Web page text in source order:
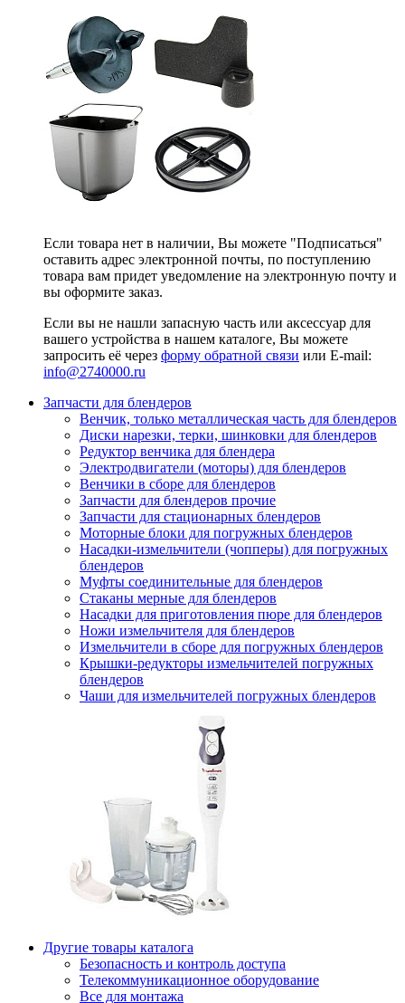
Если товара нет в наличии, Вы можете "Подписаться"
оставить адрес электронной почты, по поступлению
товара вам придет уведомление на электронную почту и
вы оформите заказ.
Если вы не нашли запасную часть или аксессуар для
вашего устройства в нашем каталоге, Вы можете
запросить её через форму обратной связи или E-mail:
info@2740000.ru
Запчасти для блендеров
Венчик, только металлическая часть для блендеров
Диски нарезки, терки, шинковки для блендеров
Редуктор венчика для блендера
Электродвигатели (моторы) для блендеров
Венчики в сборе для блендеров
Запчасти для блендеров прочие
Запчасти для стационарных блендеров
Моторные блоки для погружных блендеров
Насадки-измельчители (чопперы) для погружных
блендеров
Муфты соединительные для блендеров
Стаканы мерные для блендеров
Насадки для приготовления пюре для блендеров
Ножи измельчителя для блендеров
Измельчители в сборе для погружных блендеров
Крышки-редукторы измельчителей погружных
блендеров
Чаши для измельчителей погружных блендеров
Другие товары каталога
Безопасность и контроль доступа
Телекоммуникационное оборудование
Все для монтажа